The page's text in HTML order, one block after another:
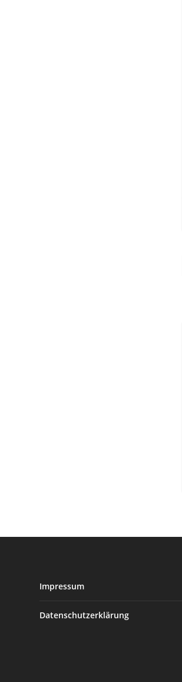
Impressum
Datenschutzerklärung